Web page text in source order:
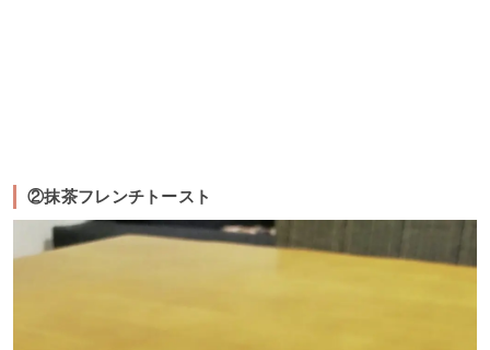
②抹茶フレンチトースト